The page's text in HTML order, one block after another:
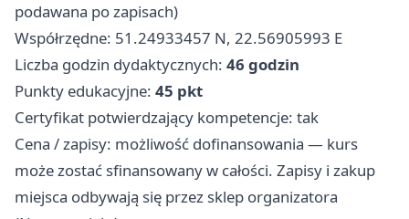
podawana po zapisach)
Współrzędne: 51.24933457 N, 22.56905993 E
Liczba godzin dydaktycznych: 46 godzin
Punkty edukacyjne: 45 pkt
Certyfikat potwierdzający kompetencje: tak
Cena / zapisy: możliwość dofinansowania — kurs
może zostać sfinansowany w całości. Zapisy i zakup
miejsca odbywają się przez sklep organizatora